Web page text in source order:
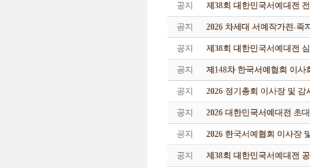
공지 제38회 대한민국서예대전
공지 2026 차세대 서예작가전-죽
공지 제38회 대한민국서예대전
공지 제148차 한국서예협회 이사
공지 2026 정기총회 이사장 및 감
공지 2026 대한민국서예대전 초
공지 2026 한국서예협회 이사장
공지 제38회 대한민국서예대전